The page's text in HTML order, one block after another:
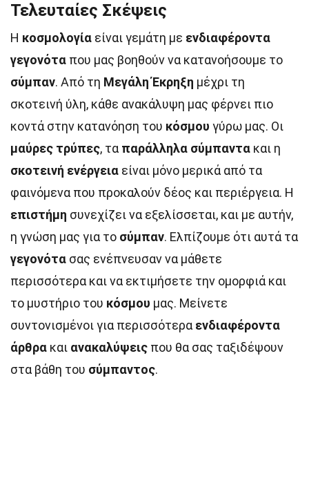
Τελευταίες Σκέψεις
Η κοσμολογία είναι γεμάτη με ενδιαφέροντα
γεγονότα που μας βοηθούν να κατανοήσουμε το
σύμπαν. Από τη Μεγάλη Έκρηξη μέχρι τη
σκοτεινή ύλη, κάθε ανακάλυψη μας φέρνει πιο
κοντά στην κατανόηση του κόσμου γύρω μας. Οι
μαύρες τρύπες, τα παράλληλα σύμπαντα και η
σκοτεινή ενέργεια είναι μόνο μερικά από τα
φαινόμενα που προκαλούν δέος και περιέργεια. Η
επιστήμη συνεχίζει να εξελίσσεται, και με αυτήν,
η γνώση μας για το σύμπαν. Ελπίζουμε ότι αυτά τα
γεγονότα σας ενέπνευσαν να μάθετε
περισσότερα και να εκτιμήσετε την ομορφιά και
το μυστήριο του κόσμου μας. Μείνετε
συντονισμένοι για περισσότερα ενδιαφέροντα
άρθρα και ανακαλύψεις που θα σας ταξιδέψουν
στα βάθη του σύμπαντος.